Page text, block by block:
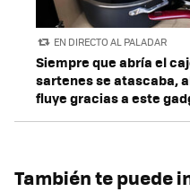
EN DIRECTO AL PALADAR
Siempre que abría el
sartenes se atascaba,
fluye gracias a este
También te puede